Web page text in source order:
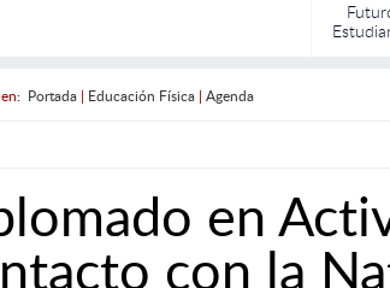
Portada| Educación Física| Agenda
en
con la